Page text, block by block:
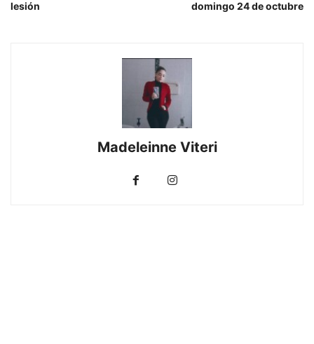
lesión
domingo 24 de octubre
Madeleinne Viteri